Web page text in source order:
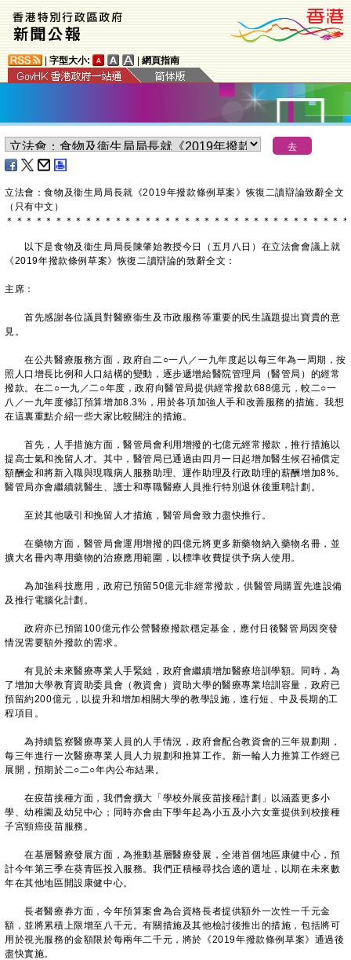
字型大小: 網頁指南
立法會：食物及衞生局局長就《2019年撥款條例草案》恢復二讀辯論致辭全文
（只有中文）
＊ ＊ ＊ ＊ ＊ ＊ ＊ ＊ ＊ ＊ ＊ ＊ ＊ ＊ ＊ ＊ ＊ ＊ ＊ ＊ ＊ ＊ ＊ ＊ ＊ ＊ ＊ ＊ ＊ ＊ ＊ ＊ ＊ ＊ ＊
以下是食物及衞生局局長陳肇始教授今日（五月八日）在立法會會議上就
《2019年撥款條例草案》恢復二讀辯論的致辭全文：
主席：
首先感謝各位議員對醫療衞生及市政服務等重要的民生議題提出寶貴的意
見。
在公共醫療服務方面，政府自二○一八／一九年度起以每三年為一周期，按
照人口增長比例和人口結構的變動，逐步遞增給醫院管理局（醫管局）的經常
撥款。在二○一九／二○年度，政府向醫管局提供經常撥款688億元，較二○一
八／一九年度修訂預算增加8.3%，用於各項加強人手和改善服務的措施。我想
在這裏重點介紹一些大家比較關注的措施。
首先，人手措施方面，醫管局會利用增撥的七億元經常撥款，推行措施以
提高士氣和挽留人才。其中，醫管局已通過由四月一日起增加醫生候召補償定
額酬金和將新入職與現職病人服務助理、運作助理及行政助理的薪酬增加8%。
醫管局亦會繼續就醫生、護士和專職醫療人員推行特別退休後重聘計劃。
至於其他吸引和挽留人才措施，醫管局會致力盡快推行。
在藥物方面，醫管局會運用增撥的四億元將更多新藥物納入藥物名冊，並
擴大名冊內專用藥物的治療應用範圍，以標準收費提供予病人使用。
為加強科技應用，政府已預留50億元非經常撥款，供醫管局購置先進設備
及推行電腦化計劃。
政府亦已預留100億元作公營醫療撥款穩定基金，應付日後醫管局因突發
情況需要額外撥款的需求。
有見於未來醫療專業人手緊絀，政府會繼續增加醫療培訓學額。同時，為
了增加大學教育資助委員會（教資會）資助大學的醫療專業培訓容量，政府已
預留約200億元，以提升和增加相關大學的教學設施，進行短、中及長期的工
程項目。
為持續監察醫療專業人員的人手情況，政府會配合教資會的三年規劃期，
每三年進行一次醫療專業人員人力規劃和推算工作。新一輪人力推算工作經已
展開，預期於二○二○年內公布結果。
在疫苗接種方面，我們會擴大「學校外展疫苗接種計劃」以涵蓋更多小
學、幼稚園及幼兒中心；同時亦會由下學年起為小五及小六女童提供到校接種
子宮頸癌疫苗服務。
在基層醫療發展方面，為推動基層醫療發展，全港首個地區康健中心，預
計今年第三季在葵青區投入服務。我們正積極尋找合適的選址，以期在未來數
年在其他地區開設康健中心。
長者醫療券方面，今年預算案會為合資格長者提供額外一次性一千元金
額，並將累積上限增至八千元。有關措施及其他檢討後推出的措施，包括將可
用於視光服務的金額限於每兩年二千元，將於《2019年撥款條例草案》通過後
盡快實施。